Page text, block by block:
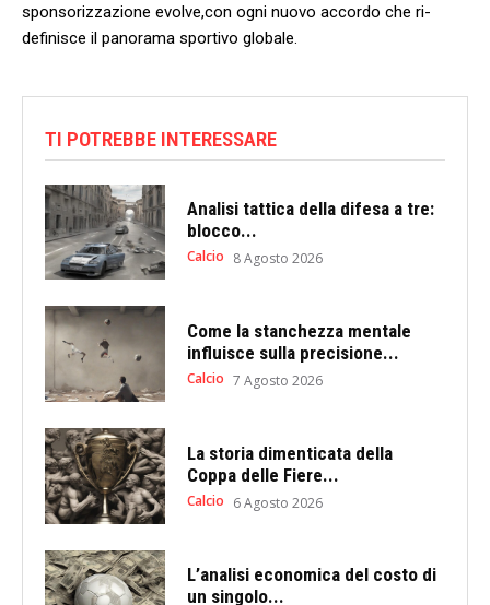
sponsorizzazione evolve,con ogni nuovo accordo che ri-
definisce il panorama ‌sportivo globale.
TI POTREBBE INTERESSARE
Analisi tattica della difesa a tre:
blocco...
Calcio 8 Agosto 2026
Come la stanchezza mentale
influisce sulla precisione...
Calcio 7 Agosto 2026
La storia dimenticata della
Coppa delle Fiere...
Calcio 6 Agosto 2026
L’analisi economica del costo di
un singolo...